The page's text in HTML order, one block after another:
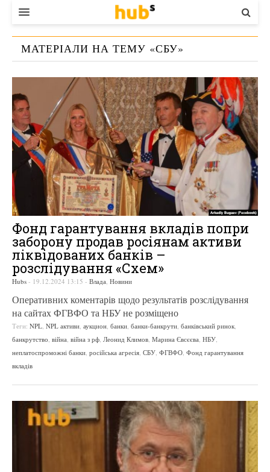
ВЛАДА
ЕКОНОМІКА
СТАРТЕР
КОНТАКТИ
МАТЕРІАЛИ НА ТЕМУ «СБУ»
Фонд гарантування вкладів попри
заборону продав росіянам активи
ліквідованих банків –
розслідування «Схем»
Hubs - 19.12.2024 13:15 - Влада Новини
Оперативних коментарів щодо результатів розслідування
на сайтах ФГВФО та НБУ не розміщено
Теги: NPL NPL активи аукцион банки банки-банкрути банківський ринок
банкрутство війна війна з рф Леонид Климов Марина Євсєєва НБУ
неплатоспроможні банки російська агресія СБУ ФГВФО Фонд гарантування
вкладів